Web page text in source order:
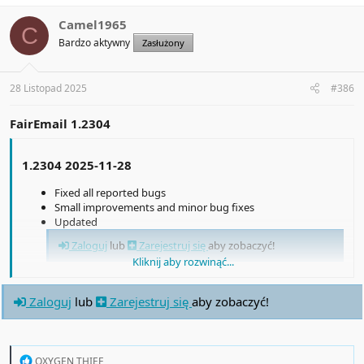
t
i
o
s
:
C Camel1965
Bardzo aktywny Zasłużony
28 Listopad 2025 #386
FairEmail 1.2304
1.2304 2025-11-28
Fixed all reported bugs
Small improvements and minor bug fixes
Updated
Zaloguj lub Zarejestruj się aby zobaczyć!
Kliknij aby rozwinąć...
Zaloguj lub Zarejestruj się aby zobaczyć!
R
OXYGEN THIEF